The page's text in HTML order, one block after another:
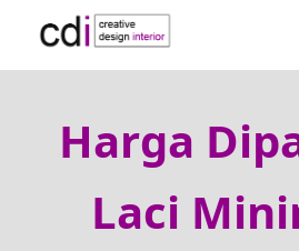
Harga
Laci